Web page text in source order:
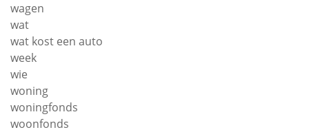
wagen
wat
wat kost een auto
week
wie
woning
woningfonds
woonfonds